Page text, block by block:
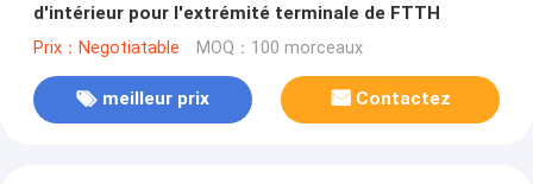
d'intérieur pour l'extrémité terminale de FTTH
Prix：Negotiatable MOQ：100 morceaux
meilleur prix Contactez